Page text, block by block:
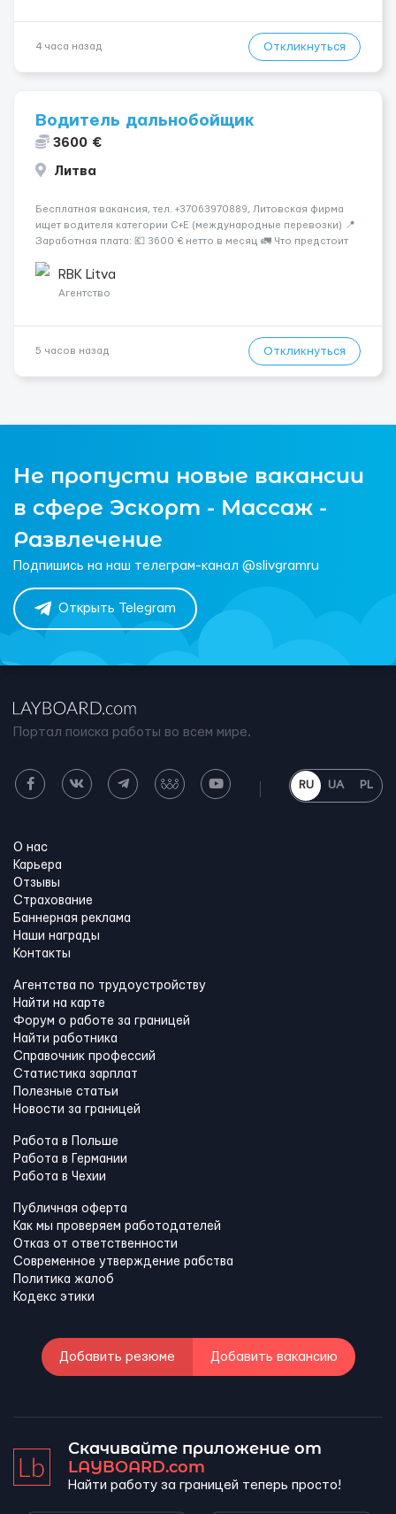
4 часа назад Откликнуться
Водитель дальнобойщик
3600 €
Литва
Бесплатная вакансия, тел. +37063970889, Литовская фирма
ищет водителя категории C+E (международные перевозки) 📍
Заработная плата: 💶 3600 € нетто в месяц 🚛 Что предстоит
рефрижераторах. В среднем 400–500 км в день. Погрузки и
разгрузки ...
RBK Litva
Агентство
5 часов назад Откликнуться
Не пропусти новые вакансии
в сфере Эскорт - Массаж -
Развлечение
Подпишись на наш телеграм-канал @slivgramru
Открыть Telegram
Портал поиска работы во всем мире.
RU UA PL
О нас
Карьера
Отзывы
Страхование
Баннерная реклама
Наши награды
Контакты
Агентства по трудоустройству
Найти на карте
Форум о работе за границей
Найти работника
Справочник профессий
Статистика зарплат
Полезные статьи
Новости за границей
Работа в Польше
Работа в Германии
Работа в Чехии
Публичная оферта
Как мы проверяем работодателей
Отказ от ответственности
Современное утверждение рабства
Политика жалоб
Кодекс этики
Добавить резюме Добавить вакансию
Скачивайте приложение от
LAYBOARD.com
Найти работу за границей теперь просто!